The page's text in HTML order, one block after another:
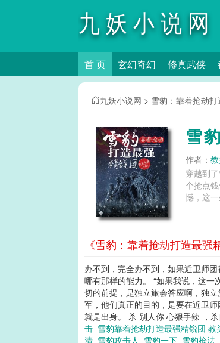
九妖小说网
首 页 玄幻奇幻 修真武侠
九妖小说网 > 雪豹：靠着抢劫
雪
作者：
穿越到
个抢点
憾，这
《雪豹：靠着抢劫打造最
办不到，完全办不到，如果近卫师
哪有那样的能力。 “如果我说，这
切的前提，是独立旅会答应啊，独
军，他们真正的目的，是要在近卫
就是出身。 杀 别人你 心狠手辣 ，
击 雪豹靠着抢劫打造最强精锐团 教
清 雪豹攻击人 雪豹一下 雪豹枪法